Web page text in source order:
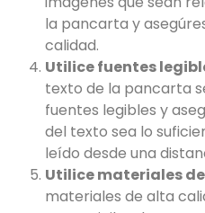
la pancarta y
calidad.
Utilice fuentes
texto de la pancarta
fuentes legibles y
del texto sea lo
leído desde una
Utilice materiales
materiales de alta